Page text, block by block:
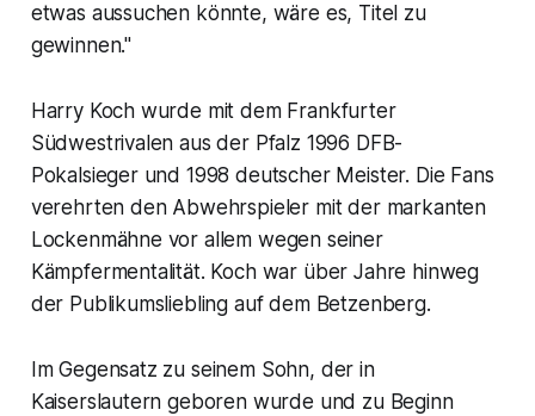
etwas aussuchen könnte, wäre es, Titel zu
gewinnen."
Harry Koch wurde mit dem Frankfurter
Südwestrivalen aus der Pfalz 1996 DFB-
Pokalsieger und 1998 deutscher Meister. Die Fans
verehrten den Abwehrspieler mit der markanten
Lockenmähne vor allem wegen seiner
Kämpfermentalität. Koch war über Jahre hinweg
der Publikumsliebling auf dem Betzenberg.
Im Gegensatz zu seinem Sohn, der in
Kaiserslautern geboren wurde und zu Beginn